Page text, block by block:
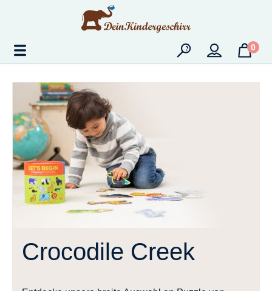
Zum Hauptinhalt springen
0
Crocodile Creek